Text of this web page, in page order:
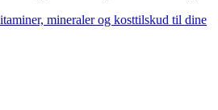
mineraler og kosttilskud til dine